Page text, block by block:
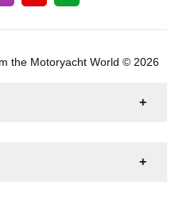
the Motoryacht World © 2026